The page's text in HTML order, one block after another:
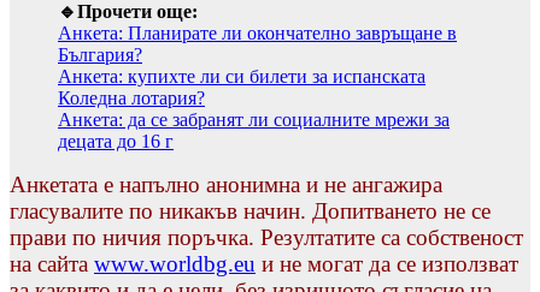
🔹Прочети още:
Анкета: Планирате ли окончателно завръщане в
България?
Анкета: купихте ли си билети за испанската
Коледна лотария?
Анкета: да се забранят ли социалните мрежи за
децата до 16 г
Анкетата е напълно анонимна и не ангажира
гласувалите по никакъв начин. Допитването не се
прави по ничия поръчка. Резултатите са собственост
на сайта www.worldbg.eu и не могат да се използват